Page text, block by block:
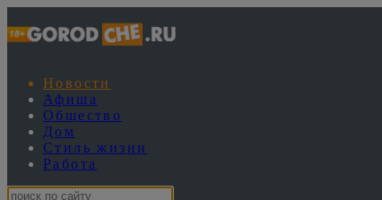
Новости
Афиша
Общество
Дом
Стиль жизни
Работа